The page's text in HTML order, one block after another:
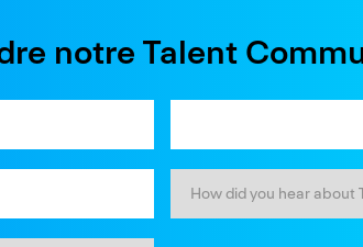
notre Talent